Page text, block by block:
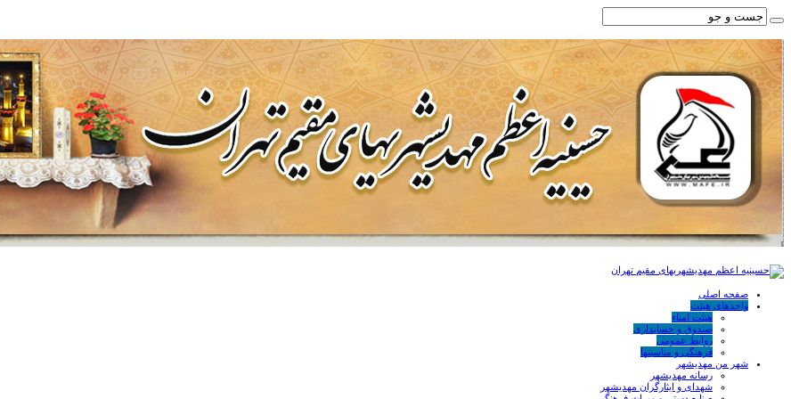
صفحه اصلی
واحدهای هیئت
هیئت امناء
صندوق و حسابداری
روابط عمومی
فرهنگی و مناسبتها
شهر من مهدیشهر
رسانه مهدیشهر
شهدای و ایثارگران مهدیشهر